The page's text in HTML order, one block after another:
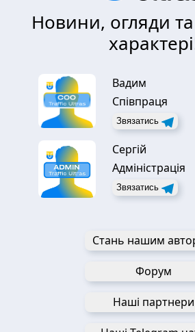
Новини, огляди
Вадим
Співпраця
Звязатись
Сергій
Адміністрація
Звязатись
Стань нашим
Форум
Наші партнери